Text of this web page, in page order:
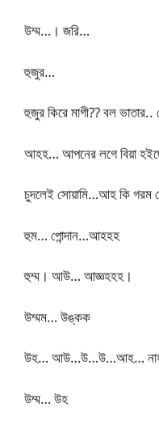
উম্ম…। জরি…
হুজুর…
হুজুর কিরে মাগী?? বল ভাতার..
আহহ… আপনের লগে বিয়া
চুদলেই সোয়ামি…আহ কি গরম
হুম… পোন্দান…আহহহ
হুম্ম। আউ… আজ্ঞহহহ।
উম্মম… উঙ্কক
উহ… আউ…উ…উ…আহ…
উম্ম… উহ